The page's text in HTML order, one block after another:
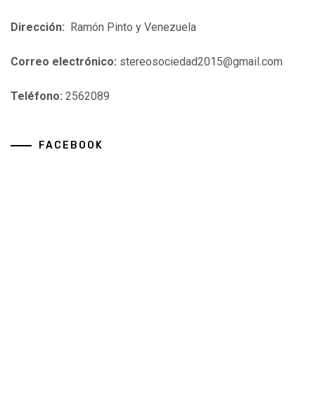
Dirección: Ramón Pinto y Venezuela
Correo electrónico: stereosociedad2015@gmail.com
Teléfono: 2562089
FACEBOOK